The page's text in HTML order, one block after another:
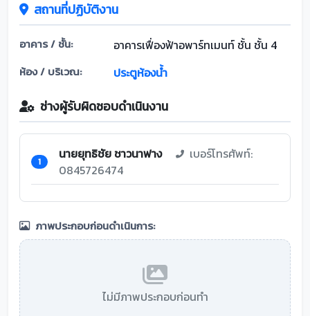
สถานที่ปฏิบัติงาน
อาคาร / ชั้น: อาคารเฟื่องฟ้าอพาร์ทเมนท์ ชั้น ชั้น 4
ห้อง / บริเวณ: ประตูห้องน้ำ
ช่างผู้รับผิดชอบดำเนินงาน
1 นายยุทธิชัย ชาวนาฟาง
เบอร์โทรศัพท์:
0845726474
ภาพประกอบก่อนดำเนินการ:
ไม่มีภาพประกอบก่อนทำ